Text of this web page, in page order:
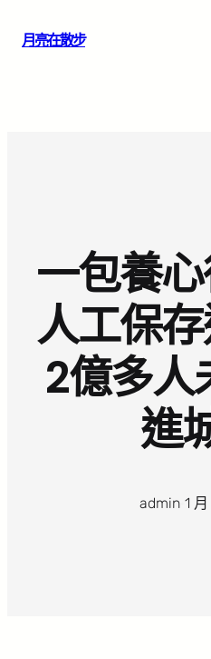
月亮在散步
一包養
人工保
2億多人
進
admin 1